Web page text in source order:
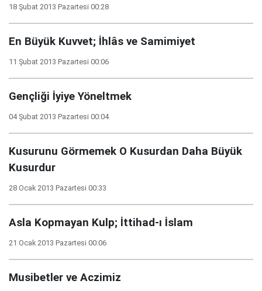
18 Şubat 2013 Pazartesi 00:28
En Büyük Kuvvet; İhlâs ve Samimiyet
11 Şubat 2013 Pazartesi 00:06
Gençliği İyiye Yöneltmek
04 Şubat 2013 Pazartesi 00:04
Kusurunu Görmemek O Kusurdan Daha Büyük
Kusurdur
28 Ocak 2013 Pazartesi 00:33
Asla Kopmayan Kulp; İttihad-ı İslam
21 Ocak 2013 Pazartesi 00:06
Musibetler ve Aczimiz